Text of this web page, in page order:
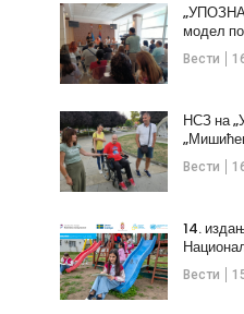
Вести
модел
Вести
НСЗ на
Вести
14.
дечијих